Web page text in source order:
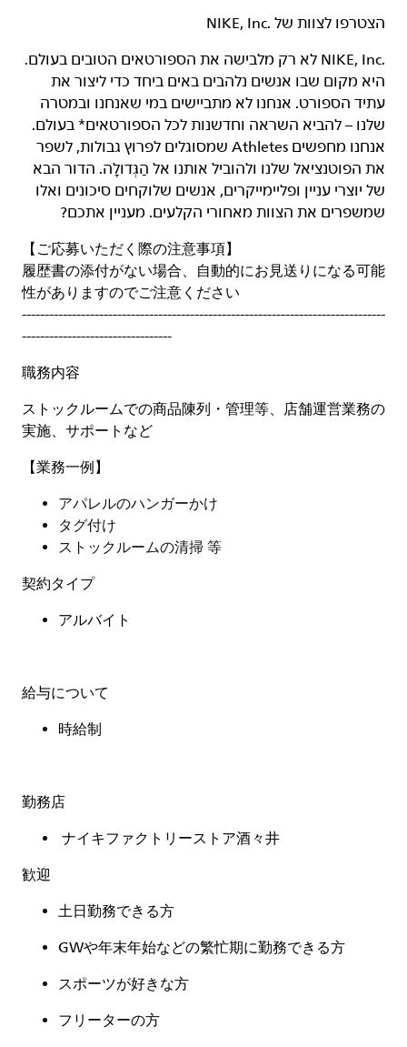
הצטרפו לצוות של NIKE, Inc.‎‏
NIKE, Inc.‎ לא רק מלבישה את הספורטאים הטובים בעולם.
היא מקום שבו אנשים נלהבים באים ביחד כדי ליצור את
עתיד הספורט. אנחנו לא מתביישים במי שאנחנו ובמטרה
שלנו – להביא השראה וחדשנות לכל הספורטאים* בעולם.
אנחנו מחפשים Athletes שמסוגלים לפרוץ גבולות, לשפר
את הפוטנציאל שלנו ולהוביל אותנו אל הַגְּדוּלָה. הדור הבא
של יוצרי עניין ופליימייקרים, אנשים שלוקחים סיכונים ואלו
שמשפרים את הצוות מאחורי הקלעים. מעניין אתכם?
【ご応募いただく際の注意事項】
履歴書の添付がない場合、自動的にお見送りになる可能
性がありますのでご注意ください
--------------------------------------------------------------------------------
---------------------------------
職務内容
ストックルームでの商品陳列・管理等、店舗運営業務の
実施、サポートなど
【業務一例】
アパレルのハンガーかけ
タグ付け
ストックルームの清掃 等
契約タイプ
アルバイト
給与について
時給制
勤務店
ナイキファクトリーストア酒々井
歓迎
土日勤務できる方
GWや年末年始などの繁忙期に勤務できる方
スポーツが好きな方
フリーターの方